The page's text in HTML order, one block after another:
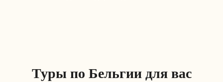
Туры по Бельгии для вас